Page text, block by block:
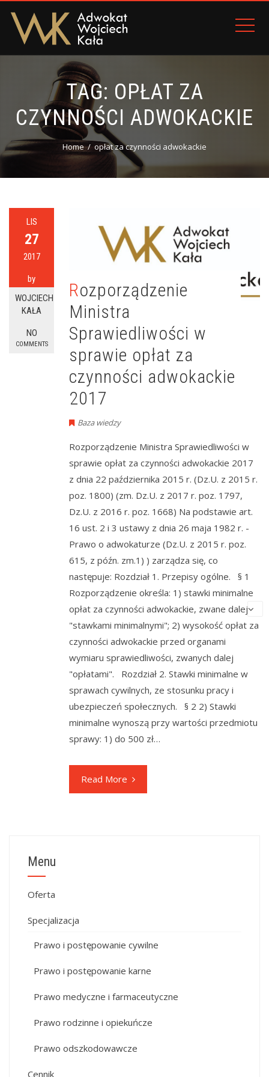
TAG:OPŁAT ZA
CZYNNOŚCI ADWOKACKIE
Home opłat za czynności adwokackie
LIS
27
2017
by
WOJCIECH
KAŁA
NO
COMMENTS
Rozporządzenie
Ministra
Sprawiedliwości w
sprawie opłat za
czynności adwokackie
2017
Baza wiedzy
Rozporządzenie Ministra Sprawiedliwości w
sprawie opłat za czynności adwokackie 2017
z dnia 22 października 2015 r. (Dz.U. z 2015 r.
poz. 1800) (zm. Dz.U. z 2017 r. poz. 1797,
Dz.U. z 2016 r. poz. 1668) Na podstawie art.
16 ust. 2 i 3 ustawy z dnia 26 maja 1982 r. -
Prawo o adwokaturze (Dz.U. z 2015 r. poz.
615, z późn. zm.1) ) zarządza się, co
następuje: Rozdział 1. Przepisy ogólne. § 1
Rozporządzenie określa: 1) stawki minimalne
opłat za czynności adwokackie, zwane dalej
"stawkami minimalnymi"; 2) wysokość opłat za
czynności adwokackie przed organami
wymiaru sprawiedliwości, zwanych dalej
"opłatami". Rozdział 2. Stawki minimalne w
sprawach cywilnych, ze stosunku pracy i
ubezpieczeń społecznych. § 2 2) Stawki
minimalne wynoszą przy wartości przedmiotu
sprawy: 1) do 500 zł…
Read More
Menu
Oferta
Specjalizacja
Prawo i postępowanie cywilne
Prawo i postępowanie karne
Prawo medyczne i farmaceutyczne
Prawo rodzinne i opiekuńcze
Prawo odszkodowawcze
Cennik